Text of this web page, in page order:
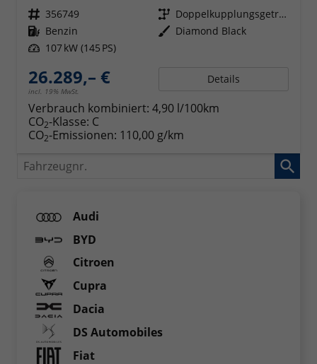
Fahrzeugnr. 356749 Getriebe
Doppelkupplungsgetriebe (DSG)
Kraftstoff Benzin Außenfarbe Diamond Black
Leistung 107 kW (145 PS)
26.289,– €
incl. 19% MwSt.
Details
Verbrauch kombiniert: 4,90 l/100km
CO2-Klasse: C
CO2-Emissionen: 110,00 g/km
Fahrzeugnr.
Audi
BYD
Citroen
Cupra
Dacia
DS Automobiles
Fiat